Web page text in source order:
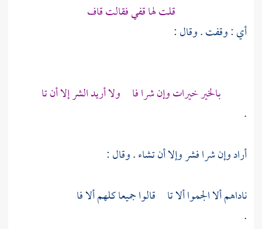
قلت لها قفي فقالت قاف
أي : وقفت . وقال :
بالخير خيرات وإن شرا فا ولا أريد الشر إلا أن تا
.
أراد وإن شرا فشر وإلا أن تشاء . وقال :
ناداهم ألا الجموا ألا تا قالوا جميعا كلهم ألا فا
.